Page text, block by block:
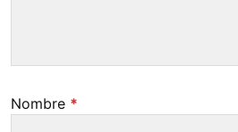
Nombre *